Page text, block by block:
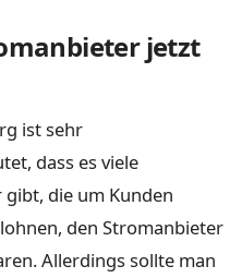
jetzt
ist sehr
dass es viele
die um Kunden
den Stromanbieter
Allerdings sollte man